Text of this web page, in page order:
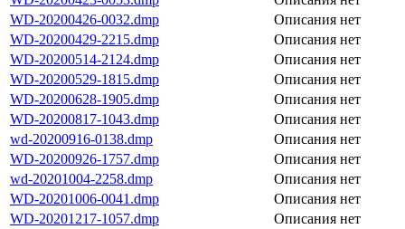
WD-20200426-0032.dmp
Описания нет
WD-20200429-2215.dmp
Описания нет
WD-20200514-2124.dmp
Описания нет
WD-20200529-1815.dmp
Описания нет
WD-20200628-1905.dmp
Описания нет
WD-20200817-1043.dmp
Описания нет
wd-20200916-0138.dmp
Описания нет
WD-20200926-1757.dmp
Описания нет
wd-20201004-2258.dmp
Описания нет
WD-20201006-0041.dmp
Описания нет
WD-20201217-1057.dmp
Описания нет